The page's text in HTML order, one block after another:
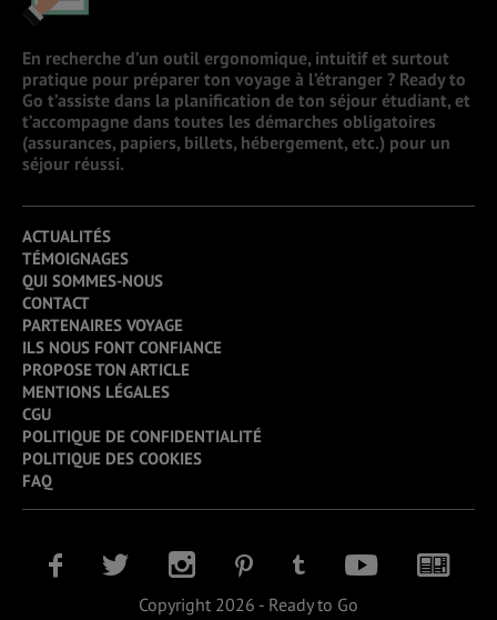
En recherche d’un outil ergonomique, intuitif et surtout
pratique pour préparer ton voyage à l’étranger ? Ready to
Go t’assiste dans la planification de ton séjour étudiant, et
t’accompagne dans toutes les démarches obligatoires
(assurances, papiers, billets, hébergement, etc.) pour un
séjour réussi.
ACTUALITÉS
TÉMOIGNAGES
QUI SOMMES-NOUS
CONTACT
PARTENAIRES VOYAGE
ILS NOUS FONT CONFIANCE
PROPOSE TON ARTICLE
MENTIONS LÉGALES
CGU
POLITIQUE DE CONFIDENTIALITÉ
POLITIQUE DES COOKIES
FAQ
Copyright 2026 - Ready to Go